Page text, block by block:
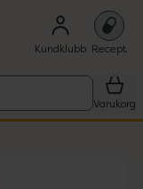
Kundklubb Recept
Varukorg